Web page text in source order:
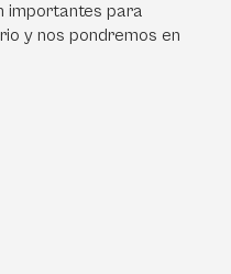
importantes para
y nos pondremos en